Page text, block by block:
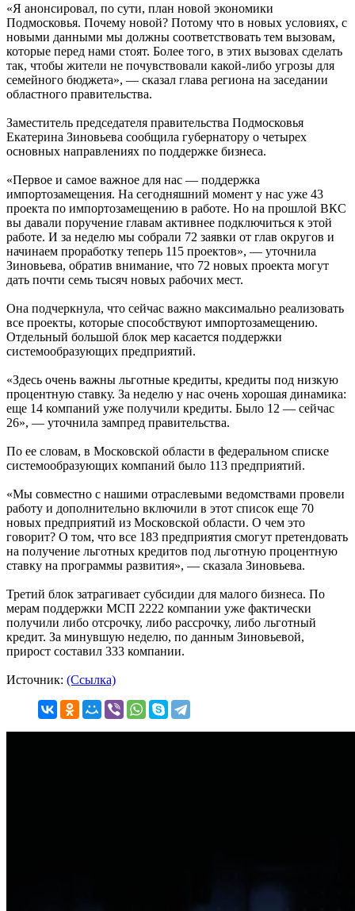
«Я анонсировал, по сути, план новой экономики
Подмосковья. Почему новой? Потому что в новых условиях, с
новыми данными мы должны соответствовать тем вызовам,
которые перед нами стоят. Более того, в этих вызовах сделать
так, чтобы жители не почувствовали какой-либо угрозы для
семейного бюджета», — сказал глава региона на заседании
областного правительства.
Заместитель председателя правительства Подмосковья
Екатерина Зиновьева сообщила губернатору о четырех
основных направлениях по поддержке бизнеса.
«Первое и самое важное для нас — поддержка
импортозамещения. На сегодняшний момент у нас уже 43
проекта по импортозамещению в работе. Но на прошлой ВКС
вы давали поручение главам активнее подключиться к этой
работе. И за неделю мы собрали 72 заявки от глав округов и
начинаем проработку теперь 115 проектов», — уточнила
Зиновьева, обратив внимание, что 72 новых проекта могут
дать почти семь тысяч новых рабочих мест.
Она подчеркнула, что сейчас важно максимально реализовать
все проекты, которые способствуют импортозамещению.
Отдельный большой блок мер касается поддержки
системообразующих предприятий.
«Здесь очень важны льготные кредиты, кредиты под низкую
процентную ставку. За неделю у нас очень хорошая динамика:
еще 14 компаний уже получили кредиты. Было 12 — сейчас
26», — уточнила зампред правительства.
По ее словам, в Московской области в федеральном списке
системообразующих компаний было 113 предприятий.
«Мы совместно с нашими отраслевыми ведомствами провели
работу и дополнительно включили в этот список еще 70
новых предприятий из Московской области. О чем это
говорит? О том, что все 183 предприятия смогут претендовать
на получение льготных кредитов под льготную процентную
ставку на программы развития», — сказала Зиновьева.
Третий блок затрагивает субсидии для малого бизнеса. По
мерам поддержки МСП 2222 компании уже фактически
получили либо отсрочку, либо рассрочку, либо льготный
кредит. За минувшую неделю, по данным Зиновьевой,
прирост составил 333 компании.
Источник: (Ссылка)